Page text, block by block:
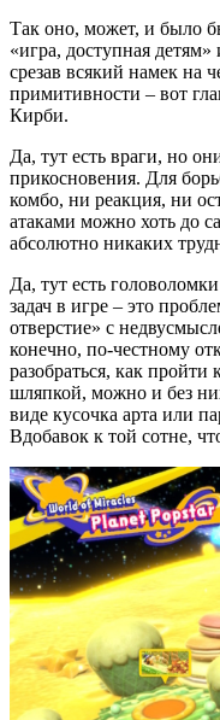
Так оно, может, и было
«игра, доступная
срезав всякий намек на
примитивности – вот
Кирби.
Да, тут есть враги, но
прикосновения. Для
комбо, ни реакция, ни
атаками можно хоть до
абсолютно никаких
Да, тут есть
задач в игре – это
отверстие» с
конечно, по-честному
разобраться, как
шляпкой, можно и без
виде кусочка арта или
Вдобавок к той сотне,